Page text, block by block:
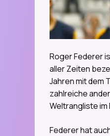
Roger Federer
aller Zeiten
Jahren mit dem
zahlreiche
Weltrangliste im
Federer hat